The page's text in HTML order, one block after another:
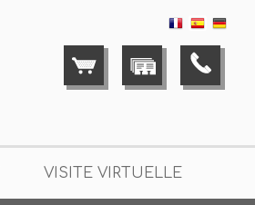
VISITE VIRTUELLE